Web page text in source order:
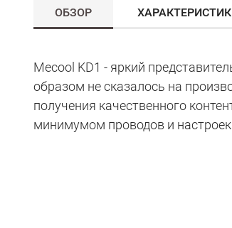
ОБЗОР
Mecool KD1 - яркий
образом не сказалось на
получения качественного
минимумом проводов и